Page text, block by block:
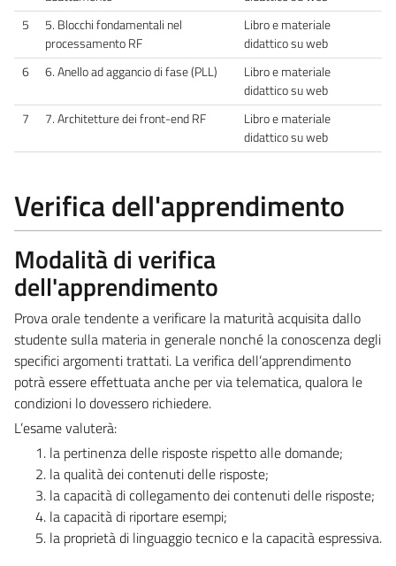
5
5. Blocchi fondamentali nel
processamento RF
Libro e materiale
didattico su web
6
6. Anello ad aggancio di fase (PLL)
Libro e materiale
didattico su web
7
7. Architetture dei front-end RF
Libro e materiale
didattico su web
Verifica dell'apprendimento
Modalità di verifica
dell'apprendimento
Prova orale tendente a verificare la maturità acquisita dallo
studente sulla materia in generale nonché la conoscenza degli
specifici argomenti trattati. La verifica dell’apprendimento
potrà essere effettuata anche per via telematica, qualora le
condizioni lo dovessero richiedere.
L’esame valuterà:
la pertinenza delle risposte rispetto alle domande;
la qualità dei contenuti delle risposte;
la capacità di collegamento dei contenuti delle risposte;
la capacità di riportare esempi;
la proprietà di linguaggio tecnico e la capacità espressiva.